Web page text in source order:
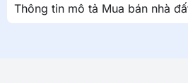
Thông tin mô tả Mua bán nhà